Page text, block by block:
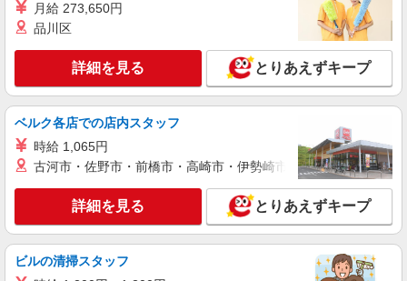
月給 273,650円
品川区
詳細を見る とりあえずキープ
ベルク各店での店内スタッフ
時給 1,065円
古河市・佐野市・前橋市・高崎市・伊勢崎市・太田市・館林市
詳細を見る とりあえずキープ
ビルの清掃スタッフ